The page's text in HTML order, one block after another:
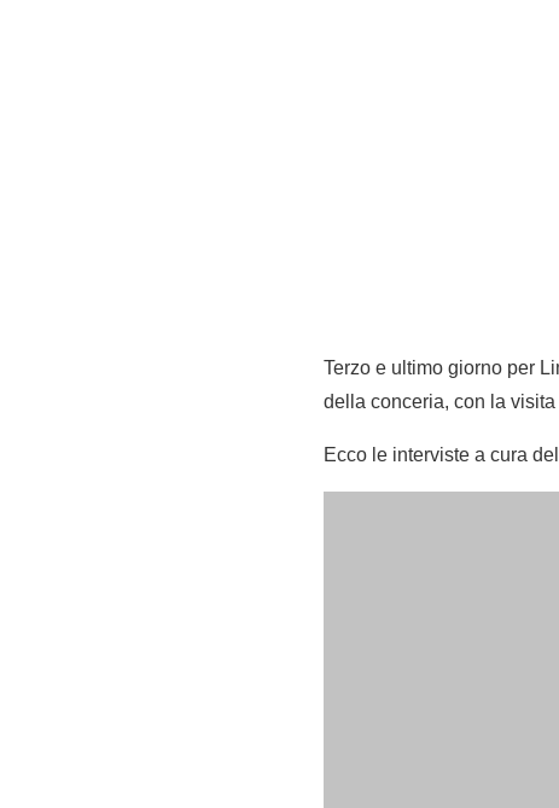
Terzo e ultimo giorno per
della conceria, con la
Ecco le interviste a cura